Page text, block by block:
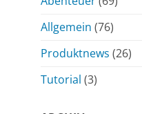
Allgemein (76)
Produktnews (26)
Tutorial (3)